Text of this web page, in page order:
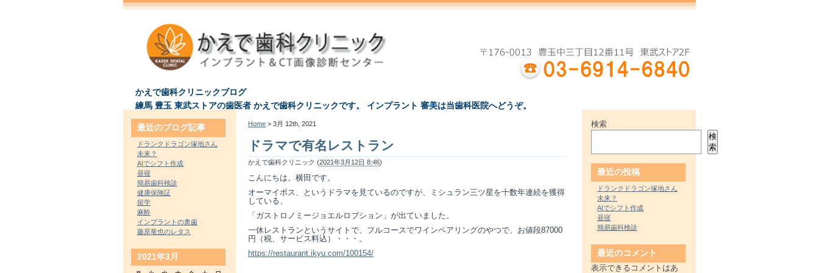
かえで歯科クリニックブログ
練馬 豊玉 東武ストアの歯医者 かえで歯科クリニックです。 インプラント 審美は当歯科医院へどうぞ。
Home > 3月 12th, 2021
ドラマで有名レストラン
かえで歯科クリニック (2021年3月12日 8:46)
こんにちは。横田です。
オーマイボス、というドラマを見ているのですが、ミシュラン三ツ星を十数年連続を獲得
している、
「ガストロノミージョエルロブション」が出ていました。
一休レストランというサイトで、フルコースでワインペアリングのやつで、お値段87000
円（税、サービス料込）・・・。
https://restaurant.ikyu.com/100154/
最近のブログ記事
ドランクドラゴン塚地さん
未来？
AIでシフト作成
昼寝
簡易歯科検診
健康保険証
留学
麻酔
インプラントの奥歯
藤原竜也のレタス
2021年3月
検索
検
索
最近の投稿
ドランクドラゴン塚地さん
未来？
AIでシフト作成
昼寝
簡易歯科検診
最近のコメント
表示できるコメントはあ